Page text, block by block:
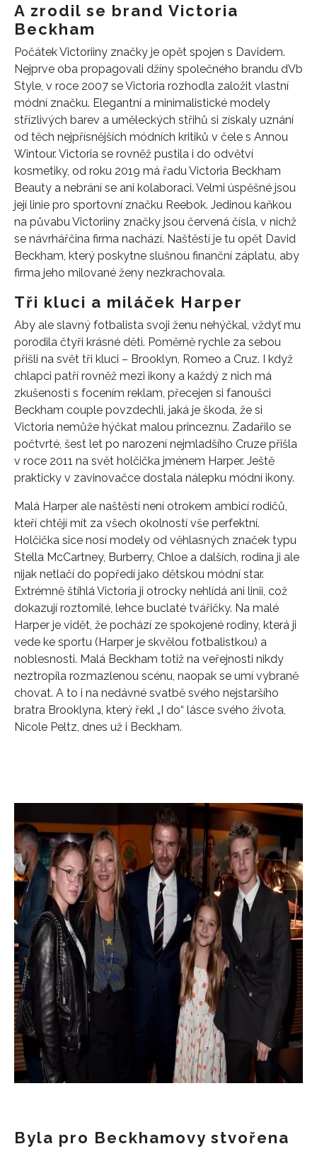
A zrodil se brand Victoria
Beckham
Počátek Victoriiny značky je opět spojen s Davidem.
Nejprve oba propagovali džíny společného brandu dVb
Style, v roce 2007 se Victoria rozhodla založit vlastní
módní značku. Elegantní a minimalistické modely
střízlivých barev a uměleckých střihů si získaly uznání
od těch nejpřísnějších módních kritiků v čele s Annou
Wintour. Victoria se rovněž pustila i do odvětví
kosmetiky, od roku 2019 má řadu Victoria Beckham
Beauty a nebrání se ani kolaboraci. Velmi úspěšné jsou
její linie pro sportovní značku Reebok. Jedinou kaňkou
na půvabu Victoriiny značky jsou červená čísla, v nichž
se návrhářčina firma nachází. Naštěstí je tu opět David
Beckham, který poskytne slušnou finanční záplatu, aby
firma jeho milované ženy nezkrachovala.
Tři kluci a miláček Harper
Aby ale slavný fotbalista svoji ženu nehýčkal, vždyť mu
porodila čtyři krásné děti. Poměrně rychle za sebou
přišli na svět tři kluci – Brooklyn, Romeo a Cruz. I když
chlapci patří rovněž mezi ikony a každý z nich má
zkušenosti s focením reklam, přecejen si fanoušci
Beckham couple povzdechli, jaká je škoda, že si
Victoria nemůže hýčkat malou princeznu. Zadařilo se
počtvrté, šest let po narození nejmladšího Cruze přišla
v roce 2011 na svět holčička jménem Harper. Ještě
prakticky v zavinovačce dostala nálepku módní ikony.
Malá Harper ale naštěstí není otrokem ambicí rodičů,
kteří chtějí mít za všech okolností vše perfektní.
Holčička sice nosí modely od věhlasných značek typu
Stella McCartney, Burberry, Chloe a dalších, rodina ji ale
nijak netlačí do popředí jako dětskou módní star.
Extrémně štíhlá Victoria ji otrocky nehlídá ani linii, což
dokazují roztomilé, lehce buclaté tvářičky. Na malé
Harper je vidět, že pochází ze spokojené rodiny, která ji
vede ke sportu (Harper je skvělou fotbalistkou) a
noblesnosti. Malá Beckham totiž na veřejnosti nikdy
neztropila rozmazlenou scénu, naopak se umí vybraně
chovat. A to i na nedávné svatbě svého nejstaršího
bratra Brooklyna, který řekl „I do“ lásce svého života,
Nicole Peltz, dnes už i Beckham.
Byla pro Beckhamovy stvořena